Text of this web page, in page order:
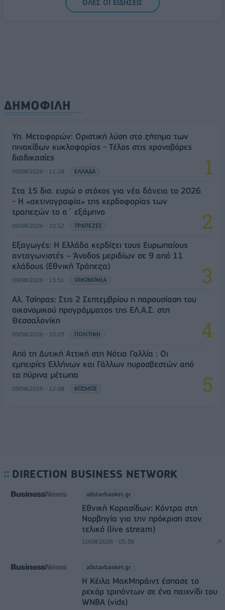
ψαράδες ο αλιευτικός τουρισμός
ΟΛΕΣ ΟΙ ΕΙΔΗΣΕΙΣ
ΔΗΜΟΦΙΛΗ
Υπ. Μεταφορών: Οριστική λύση στο ζήτημα των
πινακίδων κυκλοφορίας - Τέλος στις χρονοβόρες
διαδικασίες
09/08/2026 - 11:18 ΕΛΛΑΔΑ
Στα 15 δισ. ευρώ ο στόχος για νέα δάνεια το 2026
- Η «ακτινογραφία» της κερδοφορίας των
τραπεζών το α΄ εξάμηνο
09/08/2026 - 10:52 ΤΡΑΠΕΖΕΣ
Εξαγωγές: Η Ελλάδα κερδίζει τους Ευρωπαίους
ανταγωνιστές – Άνοδος μεριδίων σε 9 από 11
κλάδους (Εθνική Τράπεζα)
09/08/2026 - 13:51 ΟΙΚΟΝΟΜΙΑ
Αλ. Τσίπρας: Στις 2 Σεπτεμβρίου η παρουσίαση του
οικονομικού προγράμματος της ΕΛ.Α.Σ. στη
Θεσσαλονίκη
09/08/2026 - 10:03 ΠΟΛΙΤΙΚΗ
Από τη Δυτική Αττική στη Νότια Γαλλία : Οι
εμπειρίες Ελλήνων και Γάλλων πυροσβεστών από
τα πύρινα μέτωπα
09/08/2026 - 12:08 ΚΟΣΜΟΣ
DIRECTION BUSINESS NETWORK
allstarbasket.gr
Εθνική Κορασίδων: Κόντρα στη
Νορβηγία για την πρόκριση στον
τελικό (live stream)
10/08/2026 - 05:38
allstarbasket.gr
Η Κέιλα ΜακΜπράιντ έσπασε το
ρεκόρ τριπόντων σε ένα παιχνίδι του
WNBA (vids)